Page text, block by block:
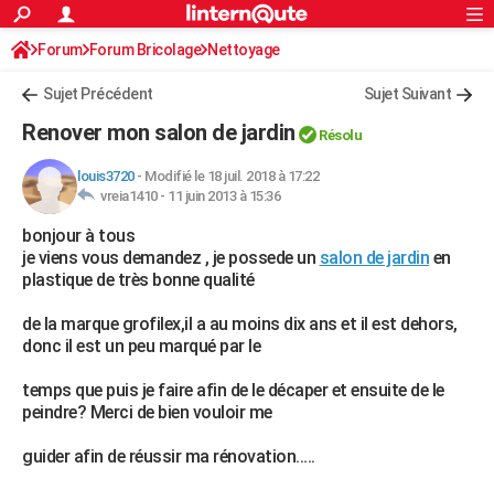
ACTUALITÉS
Politique
Société
Faits Divers
Education
Monde
Villes
+
FINANCE
Retraite
Impôts
Epargne
Immobilier
Risques naturels par ville
Banque
Assurance
Crédit
AUTO
Essais
Réserver un essai
Citadines
Berlines
SUV
Forum auto
+HIGH-TECH
Mobiles
Meilleur smartphone
Internet
Ordinateurs
Jeux vidéo
Guide high-tech
+
Forum
Aménagement intérieur
Extérieur
Cuisine
Salle de bains
Jardinage
Rangement
WEEK-END
Guides de France
Escapades
Patrimoine
Expositions
Musées
Week-end nature
+LIFESTYLE
Art de vivre
Bien-être
Loisirs
ModeModes de vie
Alimentation
Guide de la santé
Maladies
Médicaments
Sommeil
S'inscrire
Connexion
Forum Forum Bricolage Nettoyage
Sujet Précédent Sujet Suivant
Renover mon salon de jardin Résolu
louis3720- Modifié le 18 juil. 2018 à 17:22
vreia1410 - 11 juin 2013 à 15:36
bonjour à tous
je viens vous demandez , je possede un salon de jardin en
plastique de très bonne qualité
de la marque grofilex,il a au moins dix ans et il est dehors,
donc il est un peu marqué par le
temps que puis je faire afin de le décaper et ensuite de le
peindre? Merci de bien vouloir me
guider afin de réussir ma rénovation.....